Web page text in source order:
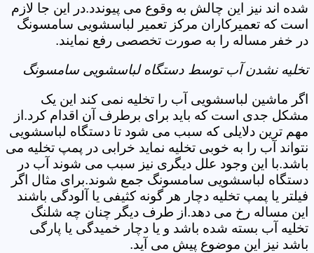
شده اند نیز این چالش به وقوع می پیوندد.در این جا لازم
است که تعمیرکاران مرکز تعمیر لباسشویی سامسونگ
در خفر مساله را به صورت تخصصی رفع نمایند.
تخلیه نشدن آب توسط دستگاه لباسشویی سامسونگ
اگر ماشین لباسشویی آب را تخلیه نمی کند این یک
مشکل جدی است که باید برای برطرف آن اقدام کرد.از
مهم ترین دلایلی که سبب می شود تا دستگاه لباسشویی
نتواند آب را به خوبی تخلیه نماید خرابی در پمپ تخلیه می
باشد.با این وجود علل دیگری نیز سبب می شوند آب در
دستگاه لباسشویی سامسونگ جمع شوند.برای مثال اگر
فیلتر یا پمپ تخلیه دچار هر گونه کثیفی یا آلودگی باشند
این مساله رخ می دهد.از طرف دیگر چنان چه شلنگ
تخلیه آب بسته شده باشد و یا دچار خمیدگی یا پارگی
باشد نیز این موضوع پیش می آید.